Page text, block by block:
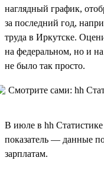
наглядный график,
за последний год,
труда в Иркутске.
на федеральном, но и
не было так просто.
В июле в hh
показатель — данные
зарплатам.